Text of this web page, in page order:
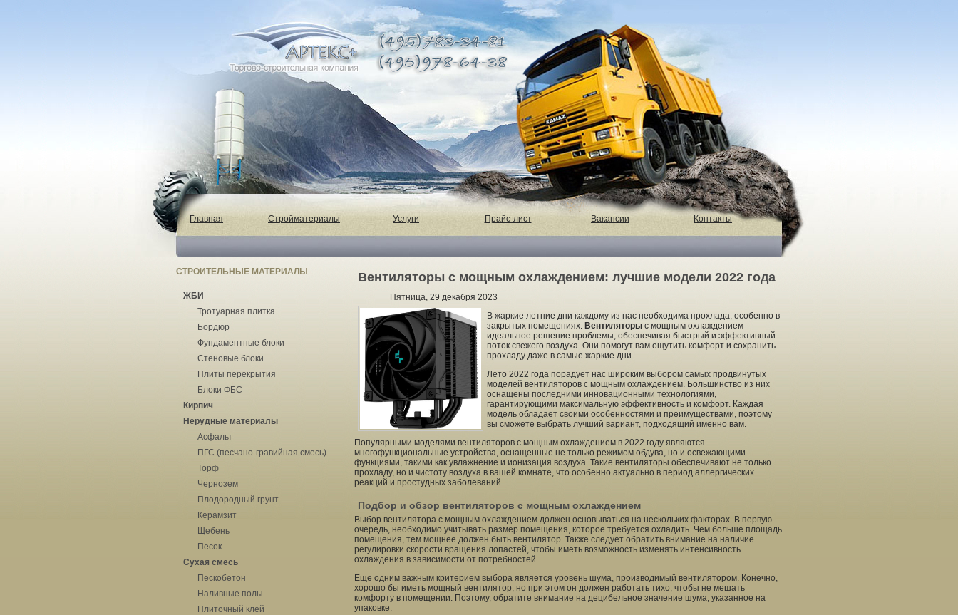
Главная Стройматериалы Услуги Прайс-лист Вакансии Контакты
СТРОИТЕЛЬНЫЕ МАТЕРИАЛЫ
ЖБИ
Тротуарная плитка
Бордюр
Фундаментные блоки
Стеновые блоки
Плиты перекрытия
Блоки ФБС
Кирпич
Нерудные материалы
Асфальт
ПГС (песчано-гравийная смесь)
Торф
Чернозем
Плодородный грунт
Керамзит
Щебень
Песок
Сухая смесь
Пескобетон
Наливные полы
Плиточный клей
Вентиляторы с мощным охлаждением: лучшие модели 2022 года
Пятница, 29 декабря 2023
В жаркие летние дни каждому из нас необходима прохлада, особенно в
закрытых помещениях. Вентиляторы с мощным охлаждением –
идеальное решение проблемы, обеспечивая быстрый и эффективный
поток свежего воздуха. Они помогут вам ощутить комфорт и сохранить
прохладу даже в самые жаркие дни.
Лето 2022 года порадует нас широким выбором самых продвинутых
моделей вентиляторов с мощным охлаждением. Большинство из них
оснащены последними инновационными технологиями,
гарантирующими максимальную эффективность и комфорт. Каждая
модель обладает своими особенностями и преимуществами, поэтому
вы сможете выбрать лучший вариант, подходящий именно вам.
Популярными моделями вентиляторов с мощным охлаждением в 2022 году являются
многофункциональные устройства, оснащенные не только режимом обдува, но и освежающими
функциями, такими как увлажнение и ионизация воздуха. Такие вентиляторы обеспечивают не только
прохладу, но и чистоту воздуха в вашей комнате, что особенно актуально в период аллергических
реакций и простудных заболеваний.
Подбор и обзор вентиляторов с мощным охлаждением
Выбор вентилятора с мощным охлаждением должен основываться на нескольких факторах. В первую
очередь, необходимо учитывать размер помещения, которое требуется охладить. Чем больше площадь
помещения, тем мощнее должен быть вентилятор. Также следует обратить внимание на наличие
регулировки скорости вращения лопастей, чтобы иметь возможность изменять интенсивность
охлаждения в зависимости от потребностей.
Еще одним важным критерием выбора является уровень шума, производимый вентилятором. Конечно,
хорошо бы иметь мощный вентилятор, но при этом он должен работать тихо, чтобы не мешать
комфорту в помещении. Поэтому, обратите внимание на децибельное значение шума, указанное на
упаковке.